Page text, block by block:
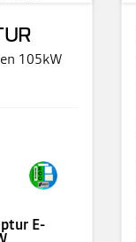
105kW
E-